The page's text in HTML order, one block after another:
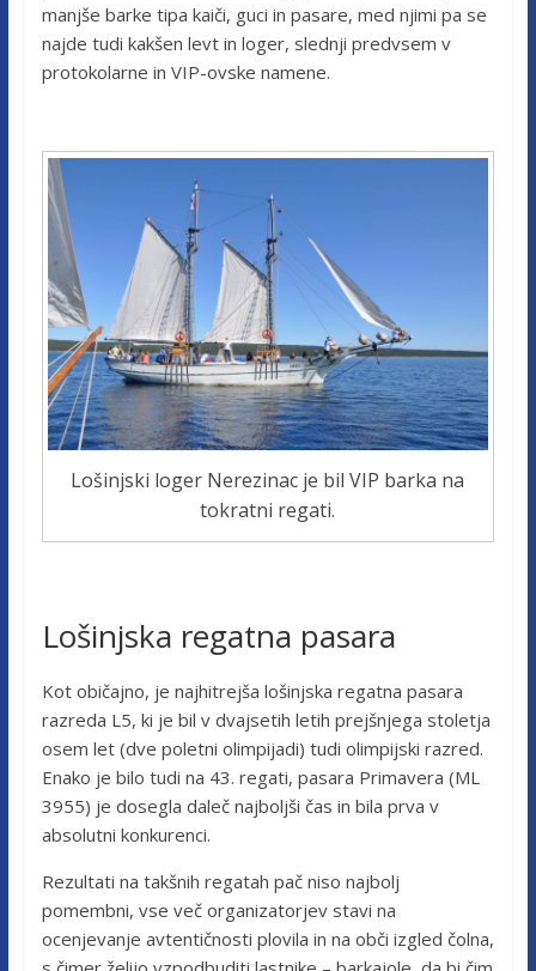
manjše barke tipa kaiči, guci in pasare, med njimi pa se
najde tudi kakšen levt in loger, slednji predvsem v
protokolarne in VIP-ovske namene.
Lošinjski loger Nerezinac je bil VIP barka na
tokratni regati.
Lošinjska regatna pasara
Kot običajno, je najhitrejša lošinjska regatna pasara
razreda L5, ki je bil v dvajsetih letih prejšnjega stoletja
osem let (dve poletni olimpijadi) tudi olimpijski razred.
Enako je bilo tudi na 43. regati, pasara Primavera (ML
3955) je dosegla daleč najboljši čas in bila prva v
absolutni konkurenci.
Rezultati na takšnih regatah pač niso najbolj
pomembni, vse več organizatorjev stavi na
ocenjevanje avtentičnosti plovila in na obči izgled čolna,